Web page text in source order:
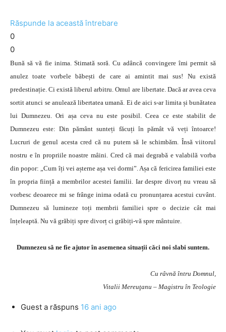
Răspunde la această întrebare
0
0
Bună să vă fie inima. Stimată soră. Cu adâncă convingere îmi permit să
anulez toate vorbele băbești de care ai amintit mai sus! Nu există
predestinație. Ci există liberul arbitru. Omul are libertate. Dacă ar avea ceva
sortit atunci se anulează libertatea umană. Ei de aici s-ar limita și bunătatea
lui Dumnezeu. Ori așa ceva nu este posibil. Ceea ce este stabilit de
Dumnezeu este: Din pământ sunteți făcuți în pămât vă veți întoarce!
Lucruri de genul acesta cred că nu putem să le schimbăm. Însă viitorul
nostru e în propriile noastre mâini. Cred că mai degrabă e valabilă vorba
din popor: „Cum îți vei așterne așa vei dormi”. Așa că fericirea familiei este
în propria ființă a membrilor acestei familii. Iar despre divorț nu vreau să
vorbesc deoarece mi se frânge inima odată cu pronunțarea acestui cuvânt.
Dumnezeu să lumineze toți membrii familiei spre o decizie cât mai
înțeleaptă. Nu vă grăbiți spre divorț ci grăbiți-vă spre mântuire.
Dumnezeu să ne fie ajutor în asemenea situații căci noi slabi suntem.
Cu râvnă întru Domnul,
Vitalii Mereuţanu – Magistru în Teologie
Guest a răspuns 16 ani ago